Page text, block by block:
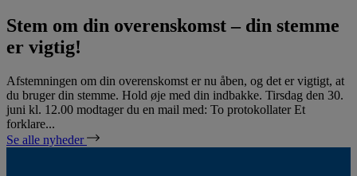
Stem om din overenskomst – din stemme
er vigtig!
Afstemningen om din overenskomst er nu åben, og det er vigtigt, at
du bruger din stemme. Hold øje med din indbakke. Tirsdag den 30.
juni kl. 12.00 modtager du en mail med: To protokollater Et
forklare...
Se alle nyheder